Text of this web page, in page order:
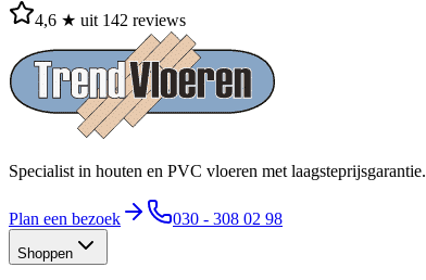
4,6 ★ uit 142 reviews
Specialist in houten en PVC vloeren met laagsteprijsgarantie.
Plan een bezoek 030 - 308 02 98
Shoppen